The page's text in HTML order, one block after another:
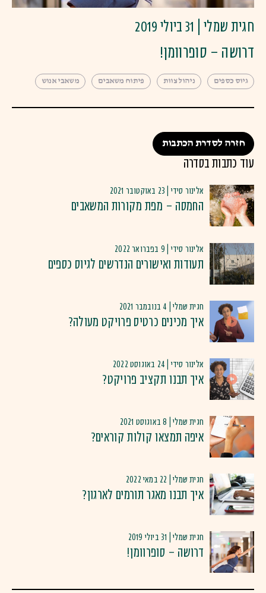
חגית שמלי | 31 ביולי 2019
דרושה – סופרוומן!
גיוס כספים ניהול צוות פיתוח משאבים משאבי אנוש
חזרה לסדרת הכתבות
עוד כתבות בסדרה
אלינור סידי | 23 באוקטובר 2021
החמסה – מפת מקורות המשאבים
אלינור סידי | 9 בפברואר 2022
תעודות ואישורים הנדרשים לגיוס כספים
חגית שמלי | 4 בנובמבר 2021
איך מכינים כרטיס פרויקט מעולה?
אלינור סידי | 24 באוגוסט 2022
איך תבנו תקציב פרויקט?
חגית שמלי | 8 באוגוסט 2021
איפה תמצאו קולות קוראים?
חגית שמלי | 22 במאי 2022
איך תבנו מאגר תורמים לארגון?
חגית שמלי | 31 ביולי 2019
דרושה – סופרוומן!